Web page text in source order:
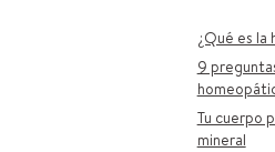
¿Qué es la
9
Tu cuerpo
mineral